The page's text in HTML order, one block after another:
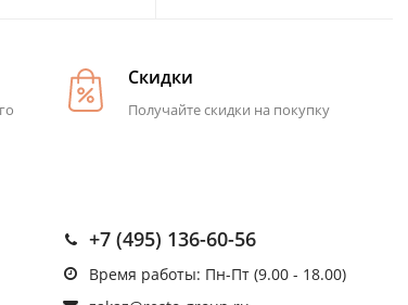
Скидки
Получайте скидки на покупку
+7 (495) 136-60-56
Время работы: Пн-Пт (9.00 - 18.00)